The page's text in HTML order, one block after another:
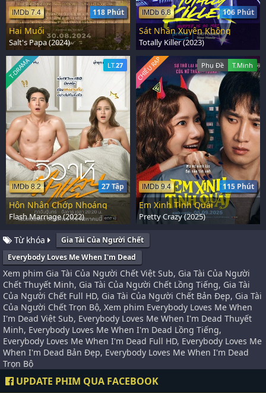
118 Phút
IMDb 7.4
Hai Muối
Salt's Papa (2024)
106 Phút
IMDb 6.8
Sát Nhân Xuyên Không
Totally Killer (2023)
LT.27
27 Tập
IMDb 8.2
T-DRAMA
Hôn Nhân Chớp Nhoáng
Flash Marriage (2022)
Phụ Đề T.Minh
115 Phút
IMDb 9.4
CHIẾU RẠP
Em Xinh Tinh Quái
Pretty Crazy (2025)
Từ khóa
Gia Tài Của Người Chết
Everybody Loves Me When I'm Dead
Xem phim Gia Tài Của Người Chết Việt Sub, Gia Tài Của Người
Chết Thuyết Minh, Gia Tài Của Người Chết Lồng Tiếng, Gia Tài
Của Người Chết Full HD, Gia Tài Của Người Chết Bản Đẹp, Gia Tài
Của Người Chết Trọn Bộ, Xem phim Everybody Loves Me When
I'm Dead Việt Sub, Everybody Loves Me When I'm Dead Thuyết
Minh, Everybody Loves Me When I'm Dead Lồng Tiếng,
Everybody Loves Me When I'm Dead Full HD, Everybody Loves Me
When I'm Dead Bản Đẹp, Everybody Loves Me When I'm Dead
Trọn Bộ
UPDATE PHIM QUA FACEBOOK